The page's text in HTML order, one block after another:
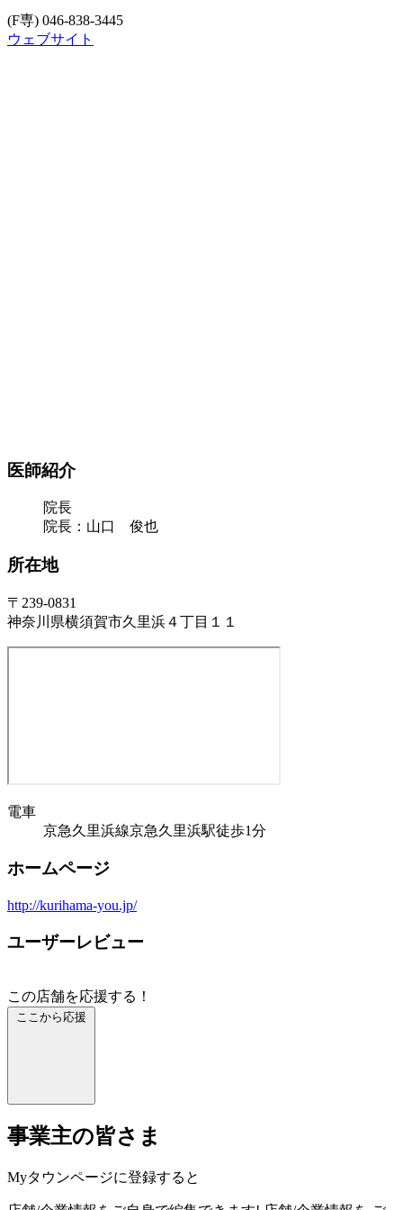
(F専) 046-838-3445
ウェブサイト
医師紹介
院長
院長：山口 俊也
所在地
〒239-0831
神奈川県横須賀市久里浜４丁目１１
電車
京急久里浜線京急久里浜駅徒歩1分
ホームページ
http://kurihama-you.jp/
ユーザーレビュー
この店舗を応援する！
ここから応援
事業主の皆さま
Myタウンページに登録すると